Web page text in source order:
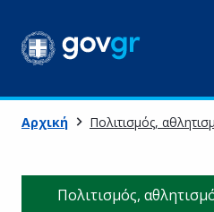
Αρχική Πολιτισμός,
Πολιτισμός,